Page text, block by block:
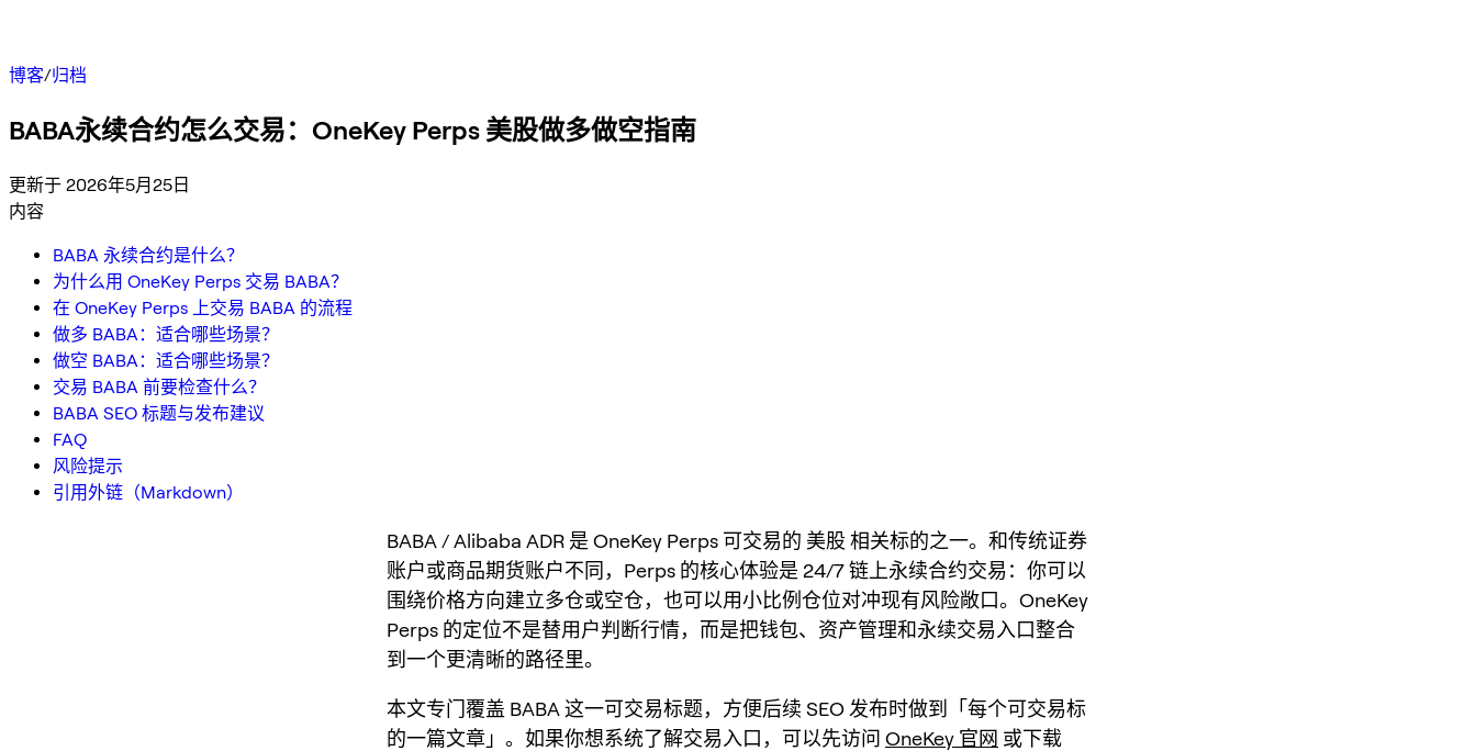
博客/归档
BABA永续合约怎么交易：OneKey Perps 美股做多做空指南
更新于 2026年5月25日
内容
BABA 永续合约是什么？
为什么用 OneKey Perps 交易 BABA？
在 OneKey Perps 上交易 BABA 的流程
做多 BABA：适合哪些场景？
做空 BABA：适合哪些场景？
交易 BABA 前要检查什么？
BABA SEO 标题与发布建议
FAQ
风险提示
引用外链（Markdown）
BABA / Alibaba ADR 是 OneKey Perps 可交易的 美股 相关标的之一。和传统证券
账户或商品期货账户不同，Perps 的核心体验是 24/7 链上永续合约交易：你可以
围绕价格方向建立多仓或空仓，也可以用小比例仓位对冲现有风险敞口。OneKey
Perps 的定位不是替用户判断行情，而是把钱包、资产管理和永续交易入口整合
到一个更清晰的路径里。
本文专门覆盖 BABA 这一可交易标题，方便后续 SEO 发布时做到「每个可交易标
的一篇文章」。如果你想系统了解交易入口，可以先访问 OneKey 官网 或下载